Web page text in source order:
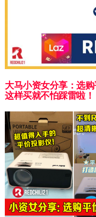
大马小资女分享：选
这样买就不怕踩雷啦！